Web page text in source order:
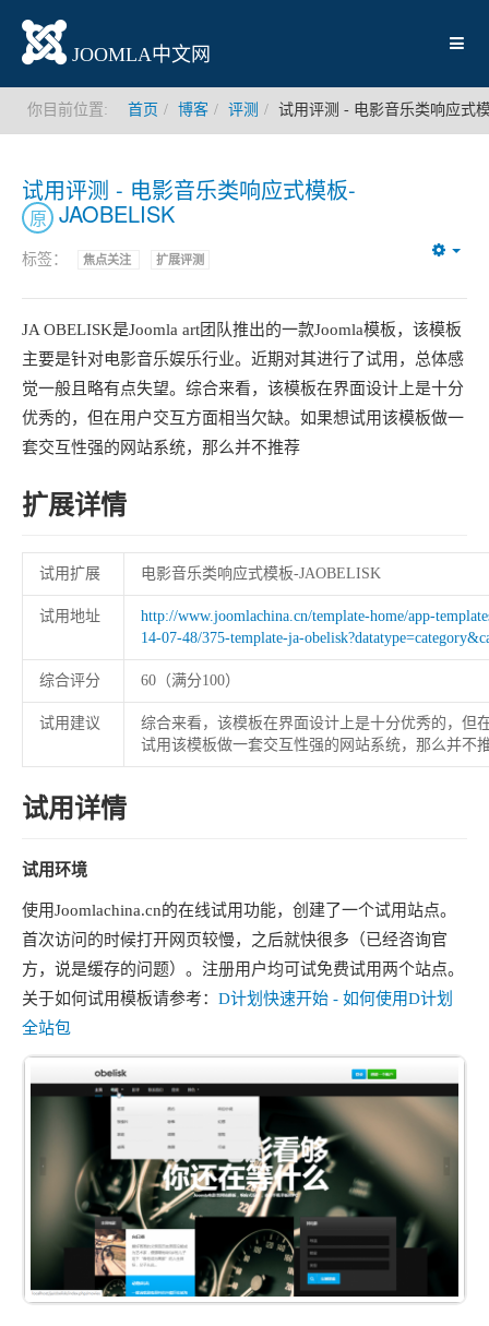
JOOMLA中文网
你目前位置: 首页 博客 评测 试用评测 - 电影音乐类响应式
试用评测 - 电影音乐类响应式模板-
JAOBELISK
原
标签： 焦点关注 扩展评测
JA OBELISK是Joomla art团队推出的一款Joomla模板，该模板
主要是针对电影音乐娱乐行业。近期对其进行了试用，总体感
觉一般且略有点失望。综合来看，该模板在界面设计上是十分
优秀的，但在用户交互方面相当欠缺。如果想试用该模板做一
套交互性强的网站系统，那么并不推荐
扩展详情
试用扩展 电影音乐类响应式模板-JAOBELISK
试用地址
http://www.joomlachina.cn/template-home/app-
14-07-48/375-template-ja-
综合评分 60（满分100）
试用建议
综合来看，该模板在界面设计上是十分优秀的，但
试用该模板做一套交互性强的网站系统，那么并不
试用详情
试用环境
使用Joomlachina.cn的在线试用功能，创建了一个试用站点。
首次访问的时候打开网页较慢，之后就快很多（已经咨询官
方，说是缓存的问题）。注册用户均可试免费试用两个站点。
关于如何试用模板请参考： D计划快速开始 - 如何使用D计划
全站包